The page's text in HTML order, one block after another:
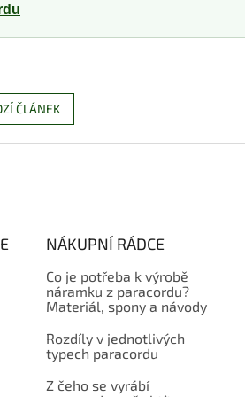
ČLÁNEK
NÁKUPNÍ RÁDCE
Co je potřeba k výrobě
náramku z paracordu?
Materiál, spony a návody
Rozdíly v jednotlivých
typech paracordu
Z čeho se vyrábí